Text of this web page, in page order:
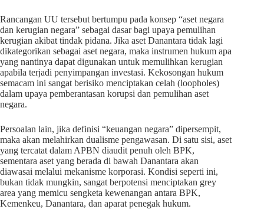
Rancangan UU tersebut bertumpu pada konsep “aset negara
dan kerugian negara” sebagai dasar bagi upaya pemulihan
kerugian akibat tindak pidana. Jika aset Danantara tidak lagi
dikategorikan sebagai aset negara, maka instrumen hukum apa
yang nantinya dapat digunakan untuk memulihkan kerugian
apabila terjadi penyimpangan investasi. Kekosongan hukum
semacam ini sangat berisiko menciptakan celah (loopholes)
dalam upaya pemberantasan korupsi dan pemulihan aset
negara.
Persoalan lain, jika definisi “keuangan negara” dipersempit,
maka akan melahirkan dualisme pengawasan. Di satu sisi, aset
yang tercatat dalam APBN diaudit penuh oleh BPK,
sementara aset yang berada di bawah Danantara akan
diawasai melalui mekanisme korporasi. Kondisi seperti ini,
bukan tidak mungkin, sangat berpotensi menciptakan grey
area yang memicu sengketa kewenangan antara BPK,
Kemenkeu, Danantara, dan aparat penegak hukum.